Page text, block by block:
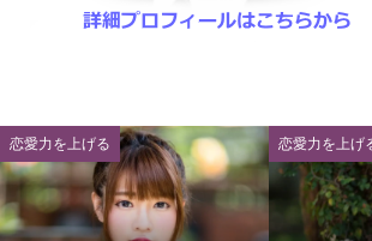
恋愛力を上げる 恋愛力を上げ